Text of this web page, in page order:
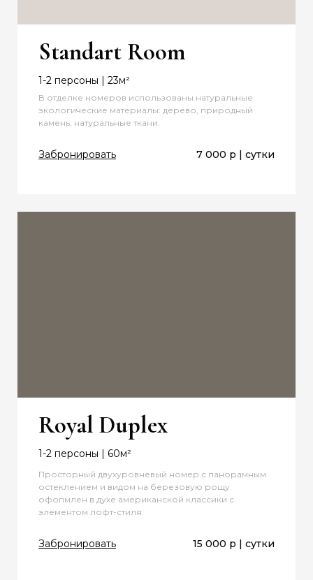
Standart Room
1-2 персоны | 23м²
В отделке номеров использованы натуральные
экологические материалы: дерево, природный
камень, натуральные ткани.
Забронировать 7 000 р | сутки
Royal Duplex
1-2 персоны | 60м²
Просторный двухуровневый номер с панорамным
остеклением и видом на березовую рощу
офопмлен в духе американской классики с
элементом лофт-стиля.
Забронировать 15 000 р | сутки